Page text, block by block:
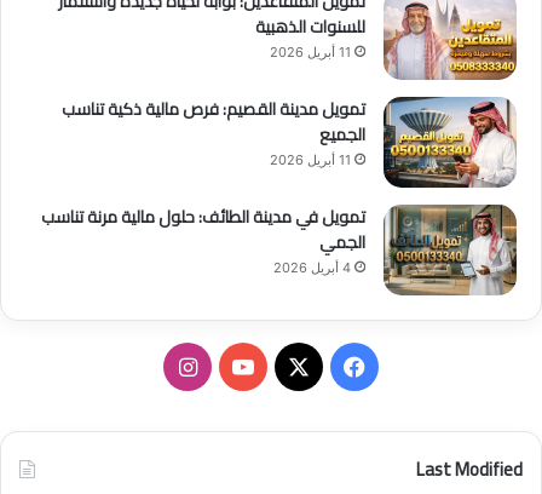
للسنوات الذهبية
11 أبريل 2026
تمويل مدينة القصيم: فرص مالية ذكية تناسب
الجميع
11 أبريل 2026
تمويل في مدينة الطائف: حلول مالية مرنة تناسب
الجمي
4 أبريل 2026
Last Modified